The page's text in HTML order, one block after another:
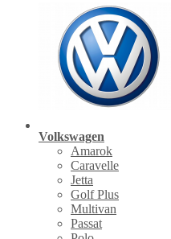
Volkswagen
Amarok
Caravelle
Jetta
Golf Plus
Multivan
Passat